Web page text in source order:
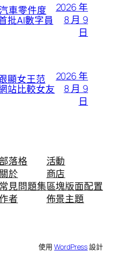
車零件度
批AI數字員
2026 年
8 月 9
日
顯女王范
站比較女友
2026 年
8 月 9
日
部落格
關於
常見問題集
者
活動
商店
區塊版面配置
佈景主題
使用WordPress設計